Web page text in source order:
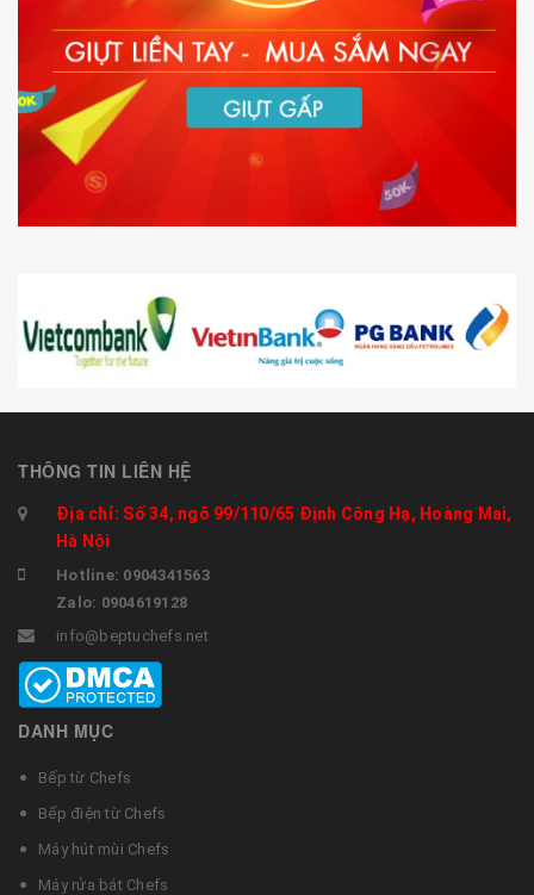
THÔNG TIN LIÊN HỆ
Địa chỉ: Số 34, ngõ 99/110/65 Định Công Hạ, Hoàng Mai,
Hà Nội
Hotline: 0904341563
Zalo: 0904619128
info@beptuchefs.net
DANH MỤC
Bếp từ Chefs
Bếp điện từ Chefs
Máy hút mùi Chefs
Máy rửa bát Chefs